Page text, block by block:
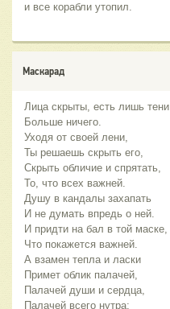
и все корабли утопил.
Маскарад
Лица скрыты, есть лишь тени
Больше ничего.
Уходя от своей лени,
Ты решаешь скрыть его,
Скрыть обличие и спрятать,
То, что всех важней.
Душу в кандалы захапать
И не думать впредь о ней.
И придти на бал в той маске,
Что покажется важней.
А взамен тепла и ласки
Примет облик палачей,
Палачей души и сердца,
Палачей всего нутра;